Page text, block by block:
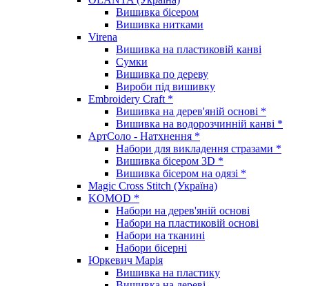
Вишивка бісером
Вишивка нитками
Virena
Вишивка на пластиковій канві
Сумки
Вишивка по дереву
Вироби під вишивку
Embroidery Craft *
Вишивка на дерев'яній основі *
Вишивка на водорозчинній канві *
АртСоло - Натхнення *
Набори для викладення стразами *
Вишивка бісером 3D *
Вишивка бісером на одязі *
Magic Cross Stitch (Україна)
KOMOD *
Набори на дерев'яній основі
Набори на пластиковій основі
Набори на тканині
Набори бісерні
Юркевич Марія
Вишивка на пластику